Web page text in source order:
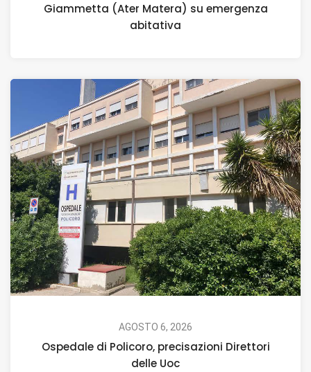
Giammetta (Ater Matera) su emergenza
abitativa
AGOSTO 6, 2026
Ospedale di Policoro, precisazioni Direttori
delle Uoc